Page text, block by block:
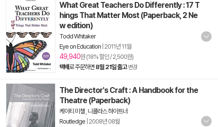
What Great Teachers Do Differently : 17 T
hings That Matter Most (Paperback, 2 Ne
w edition)
Todd Whitaker
Eye on Education 2011년 11월
49,940원 (18% 할인 / 2,500원)
택배로 주문하면 8월 21일 출고 변경
The Director's Craft : A Handbook for the
Theatre (Paperback)
케이티 미첼 니콜라스 하이트너
Routledge 2008년 08월